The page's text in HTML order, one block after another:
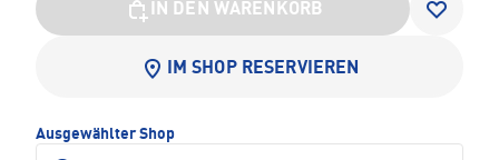
IN DEN WARENKORB
IM SHOP RESERVIEREN
Ausgewählter Shop